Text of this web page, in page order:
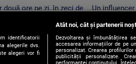
două ore pe zi, în zeci de
apa de la robinet
imposibile
Un
pe TikTok
identificatorii
alegerile dvs.
alegeri vor fi
Atât noi, cât și partenerii
Dezvoltarea și îmbunătățirea
accesarea informațiilor de pe
personalizat. Crearea
publicității personalizate.